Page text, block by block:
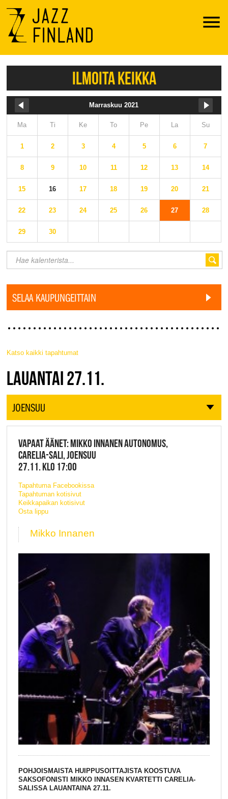
Menu
ILMOITA KEIKKA
Marraskuu 2021
Ma Ti Ke To Pe La Su
1 2 3 4 5 6 7
8 9 10 11 12 13 14
15 16 17 18 19 20 21
22 23 24 25 26 27 28
29 30
SELAA KAUPUNGEITTAIN
Katso kaikki tapahtumat
JAZZ FINLAND LIVE
LAUANTAI 27.11.
JOENSUU
VAPAAT ÄÄNET: MIKKO INNANEN AUTONOMUS,
CARELIA-SALI, JOENSUU
27.11. KLO 17:00
Tapahtuma Facebookissa
Tapahtuman kotisivut
Keikkapaikan kotisivut
Osta lippu
Mikko Innanen
POHJOISMAISTA HUIPPUSOITTAJISTA KOOSTUVA
SAKSOFONISTI MIKKO INNASEN KVARTETTI CARELIA-
SALISSA LAUANTAINA 27.11.